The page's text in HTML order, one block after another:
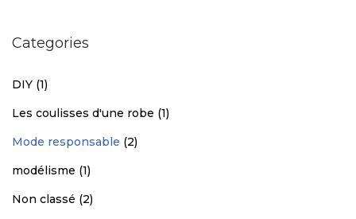
Categories
DIY (1)
Les coulisses d'une robe (1)
Mode responsable (2)
modélisme (1)
Non classé (2)